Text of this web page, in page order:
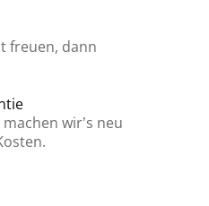
freuen, dann
wir’s neu